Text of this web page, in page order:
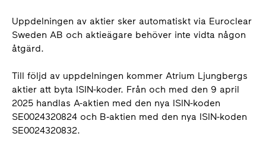
Uppdelningen av aktier sker automatiskt via Euroclear
Sweden AB och aktieägare behöver inte vidta någon
åtgärd.
Till följd av uppdelningen kommer Atrium Ljungbergs
aktier att byta ISIN-koder. Från och med den 9 april
2025 handlas A-aktien med den nya ISIN-koden
SE0024320824 och B‑aktien med den nya ISIN-koden
SE0024320832.